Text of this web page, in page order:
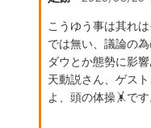
こうゆう事は其れ
では無い、議論の
ダウとか態勢に影
天動説さん、ゲス
よ、頭の体操🤸です